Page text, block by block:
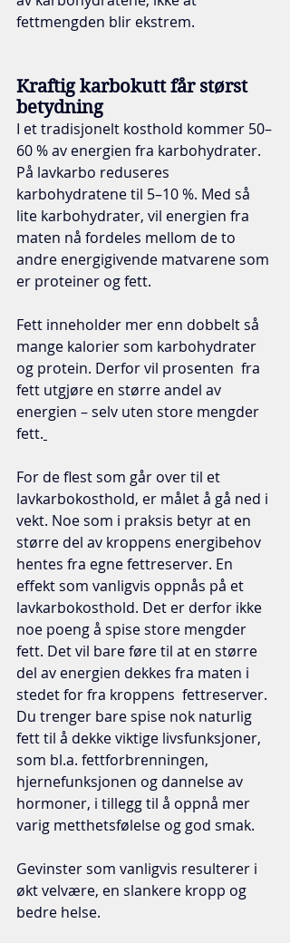
fettmengden blir ekstrem.
Kraftig karbokutt får størst
betydning
I et tradisjonelt kosthold kommer 50–
60 % av energien fra karbohydrater.
På lavkarbo reduseres
karbohydratene til 5–10 %. Med så
lite karbohydrater, vil energien fra
maten nå fordeles mellom de to
andre energigivende matvarene som
er proteiner og fett.
Fett inneholder mer enn dobbelt så
mange kalorier som karbohydrater
og protein. Derfor vil prosenten  fra
fett utgjøre en større andel av
energien – selv uten store mengder
fett.
For de flest som går over til et
lavkarbokosthold, er målet å gå ned i
vekt. Noe som i praksis betyr at en
større del av kroppens energibehov
hentes fra egne fettreserver. En
effekt som vanligvis oppnås på et
lavkarbokosthold. Det er derfor ikke
noe poeng å spise store mengder
fett. Det vil bare føre til at en større
del av energien dekkes fra maten i
stedet for fra kroppens  fettreserver.
Du trenger bare spise nok naturlig
fett til å dekke viktige livsfunksjoner,
som bl.a. fettforbrenningen,
hjernefunksjonen og dannelse av
hormoner, i tillegg til å oppnå mer
varig metthetsfølelse og god smak.
Gevinster som vanligvis resulterer i
økt velvære, en slankere kropp og
bedre helse.